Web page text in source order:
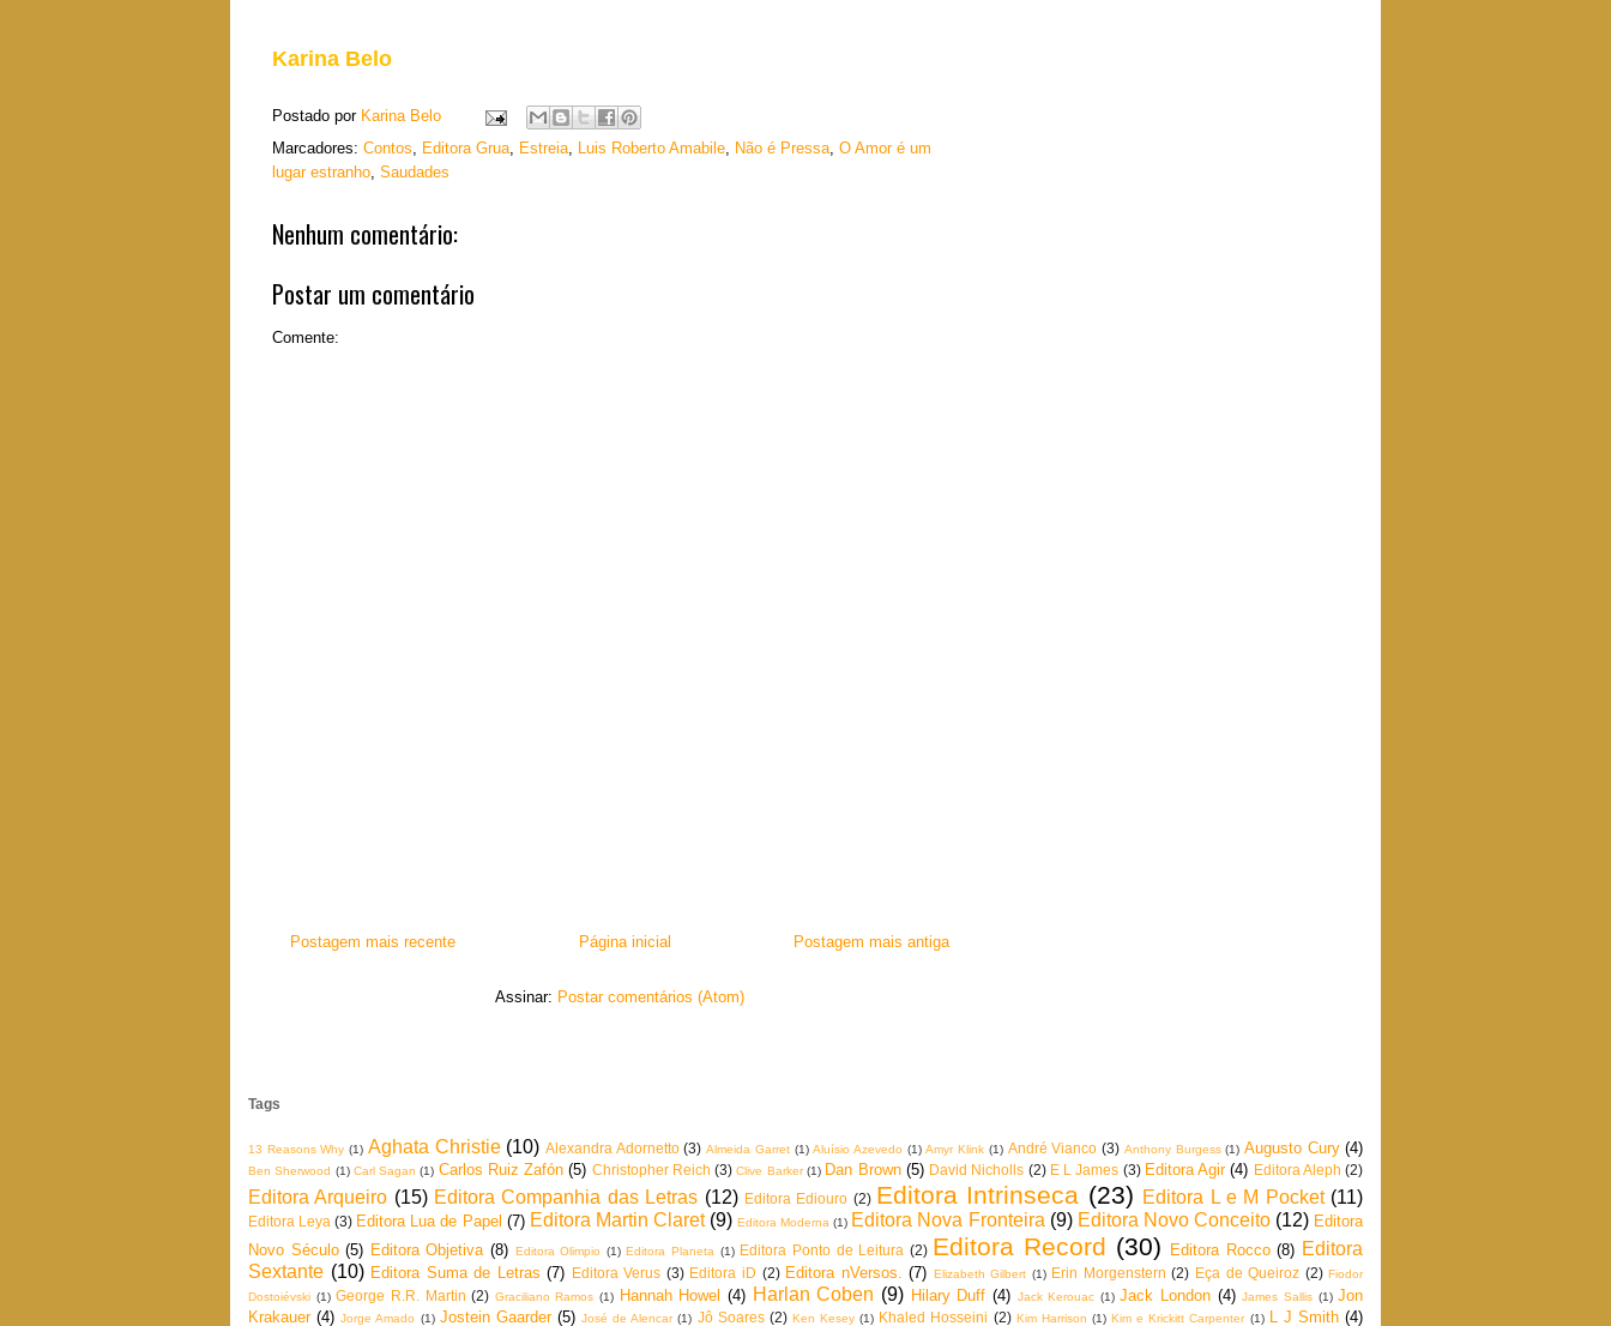
Karina Belo
Postado por Karina Belo
Marcadores: Contos, Editora Grua, Estreia, Luis Roberto Amabile, Não é Pressa, O Amor é um
lugar estranho, Saudades
Nenhum comentário:
Postar um comentário
Comente:
Postagem mais recente Postagem mais antiga
Página inicial
Assinar: Postar comentários (Atom)
Tags
13 Reasons Why (1) Aghata Christie (10) Alexandra Adornetto (3) Almeida Garret (1) Aluísio Azevedo (1) Amyr Klink (1) André Vianco (3) Anthony Burgess (1) Augusto Cury (4)
Ben Sherwood (1) Carl Sagan (1) Carlos Ruiz Zafón (5) Christopher Reich (3) Clive Barker (1) Dan Brown (5) David Nicholls (2) E L James (3) Editora Agir (4) Editora Aleph (2)
Editora Arqueiro (15) Editora Companhia das Letras (12) Editora Ediouro (2) Editora Intrinseca (23) Editora L e M Pocket (11)
Editora Leya (3) Editora Lua de Papel (7) Editora Martin Claret (9) Editora Moderna (1) Editora Nova Fronteira (9) Editora Novo Conceito (12) Editora
Novo Século (5) Editora Objetiva (8) Editora Olimpio (1) Editora Planeta (1) Editora Ponto de Leitura (2) Editora Record (30) Editora Rocco (8) Editora
Sextante (10) Editora Suma de Letras (7) Editora Verus (3) Editora iD (2) Editora nVersos. (7) Elizabeth Gilbert (1) Erin Morgenstern (2) Eça de Queiroz (2) Fiodor
Dostoiévski (1) George R.R. Martin (2) Graciliano Ramos (1) Hannah Howel (4) Harlan Coben (9) Hilary Duff (4) Jack Kerouac (1) Jack London (4) James Sallis (1) Jon
Krakauer (4) Jorge Amado (1) Jostein Gaarder (5) José de Alencar (1) Jô Soares (2) Ken Kesey (1) Khaled Hosseini (2) Kim Harrison (1) Kim e Krickitt Carpenter (1) L J Smith (4)